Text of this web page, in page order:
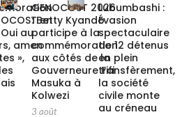
en
Oui au
amen
»,
GENOCOST 2026
: Betty Kyando
participe à la
commémoration
aux côtés de la
Gouverneure Fifi
Masuka à
Kolwezi
3 août
Lubumbashi :
Évasion
spectaculaire
de 12 détenus
en plein
transfèrement,
la société
civile monte
au créneau